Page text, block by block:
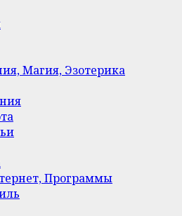
Магия, Эзотерика
Программы